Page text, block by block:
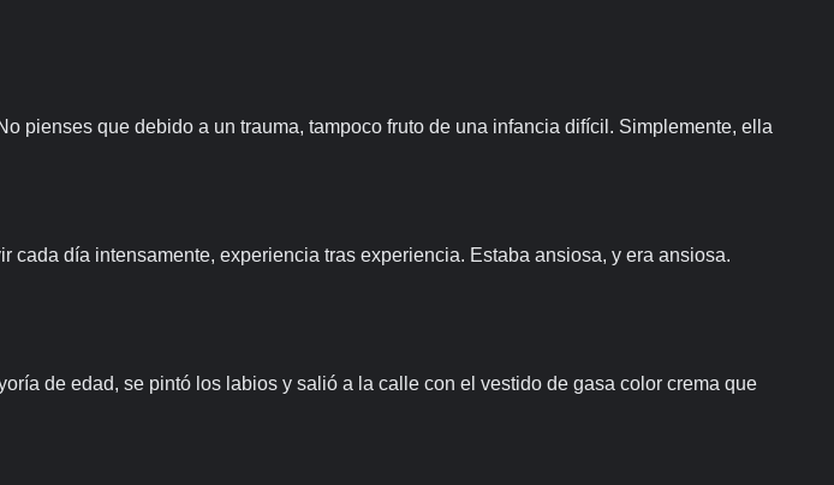
pienses que debido a un trauma, tampoco fruto de una infancia difícil. Simplemente, ella
día intensamente, experiencia tras experiencia. Estaba ansiosa, y era ansiosa.
de edad, se pintó los labios y salió a la calle con el vestido de gasa color crema que